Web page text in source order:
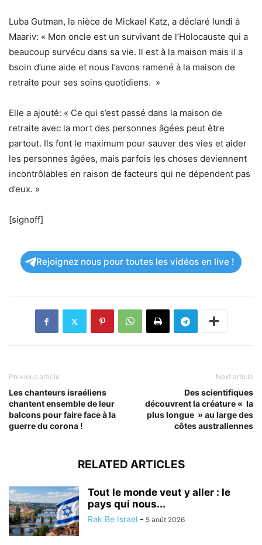
Luba Gutman, la nièce de Mickael Katz, a déclaré lundi à
Maariv: « Mon oncle est un survivant de l’Holocauste qui a
beaucoup survécu dans sa vie. Il est à la maison mais il a
bsoin d’une aide et nous l’avons ramené à la maison de
retraite pour ses soins quotidiens. »
Elle a ajouté: « Ce qui s’est passé dans la maison de
retraite avec la mort des personnes âgées peut être
partout. Ils font le maximum pour sauver des vies et aider
les personnes âgées, mais parfois les choses deviennent
incontrôlables en raison de facteurs qui ne dépendent pas
d’eux. »
[signoff]
Rejoignez nous pour toutes les vidéos en live !
Previous article
Les chanteurs israéliens
chantent ensemble de leur
balcons pour faire face à la
guerre du corona !
Next article
Des scientifiques
découvrent la créature « la
plus longue » au large des
côtes australiennes
RELATED ARTICLES
Tout le monde veut y aller : le
pays qui nous...
Rak Be Israel - 5 août 2026